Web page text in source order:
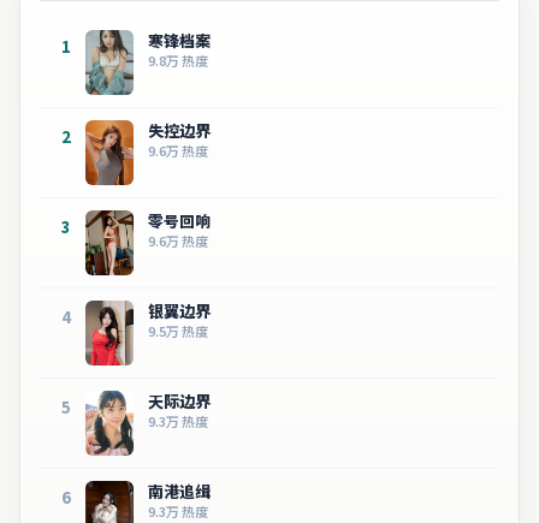
1 寒锋档案
9.8万热度
2 失控边界
9.6万热度
3 零号回响
9.6万热度
4 银翼边界
9.5万热度
5 天际边界
9.3万热度
6 南港追缉
9.3万热度